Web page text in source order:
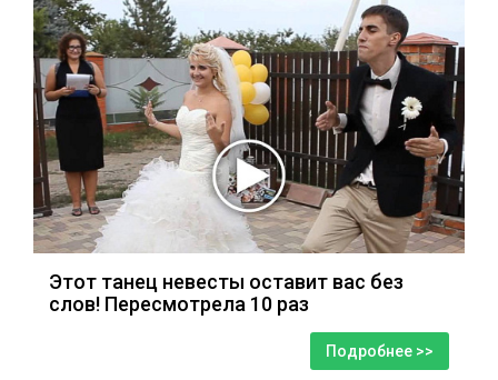
Этот танец невесты оставит вас без
слов! Пересмотрела 10 раз
Подробнее >>